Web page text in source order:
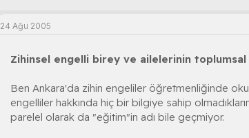
24 Ağu 2005
Zihinsel engelli birey ve ailelerinin
Ben Ankara'da zihin engeliler öğretmenliğinde
engelliler hakkında hiç bir bilgiye sahip
parelel olarak da "eğitim"in adı bile geçmiyor.